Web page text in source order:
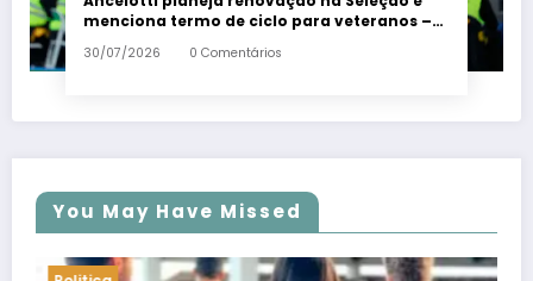
menciona termo de ciclo para veteranos –
Em Dia ES
30/07/2026 0 Comentários
You May Have Missed